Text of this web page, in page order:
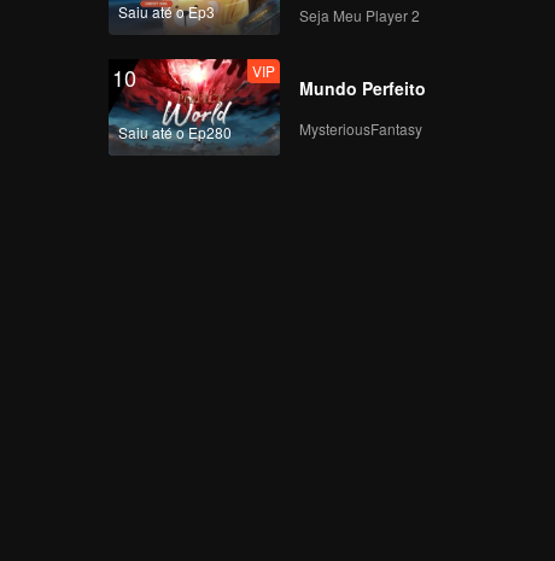
Saiu até o Ep3 Seja Meu Player 2
10
Saiu até o Ep280
VIP
Mundo Perfeito
MysteriousFantasy